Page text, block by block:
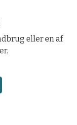
eller en af